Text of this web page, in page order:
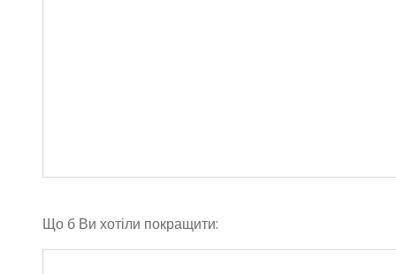
Що б Ви хотіли покращити: